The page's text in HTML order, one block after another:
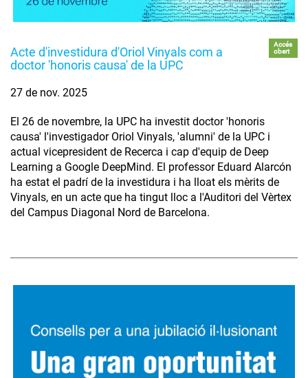
Acte d'investidura d'Oriol Vinyals com a
doctor 'honoris causa' de la UPC
Accés
obert
27 de nov. 2025
El 26 de novembre, la UPC ha investit doctor 'honoris
causa' l'investigador Oriol Vinyals, 'alumni' de la UPC i
actual vicepresident de Recerca i cap d'equip de Deep
Learning a Google DeepMind. El professor Eduard Alarcón
ha estat el padrí de la investidura i ha lloat els mèrits de
Vinyals, en un acte que ha tingut lloc a l'Auditori del Vèrtex
del Campus Diagonal Nord de Barcelona.